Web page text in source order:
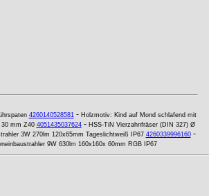
4260140528581- Holzmotiv: Kind auf Mond schlafend mit
mm Z40 4051435037624- HSS-TiN Vierzahnfräser (DIN 327) Ø
3W 270lm 120x65mm Tageslichtweiß IP67 4260339996160-
9W 630lm 160x160x 60mm RGB IP67